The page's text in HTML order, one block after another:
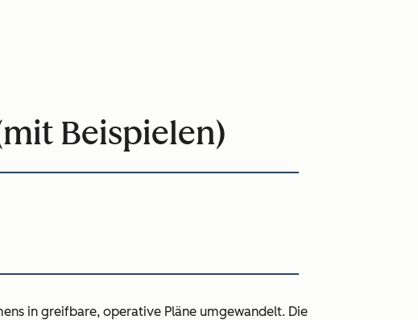
Beispielen)
in greifbare, operative Pläne umgewandelt. Die